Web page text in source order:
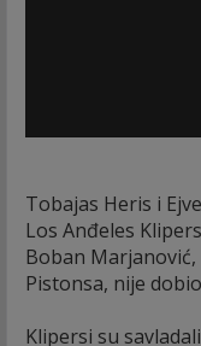
Tobajas Heris i
Los Anđeles
Boban
Pistonsa, nije
Klipersi su